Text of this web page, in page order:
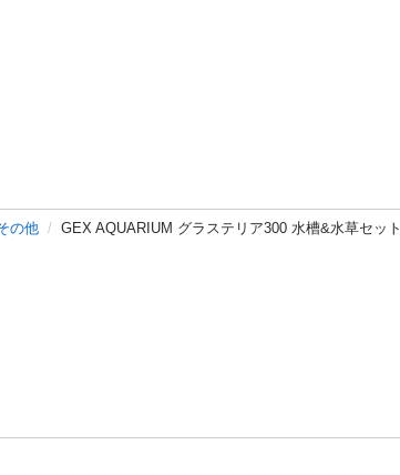
の他 GEX AQUARIUM グラステリア300 水槽&水草セット